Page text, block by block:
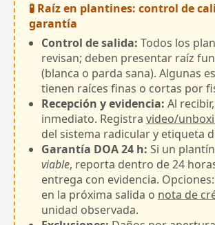
🧪 Raíz en plantines: control de
garantía
Control de salida: Todos los
revisan; deben presentar raíz
(blanca o parda sana). Algunas
tienen raíces finas o cortas por
Recepción y evidencia: Al
inmediato. Registra video/
del sistema radicular y etiqueta
Garantía DOA 24 h: Si un
viable, reporta dentro de 24
entrega con evidencia. Opciones:
en la próxima salida o nota de
unidad observada.